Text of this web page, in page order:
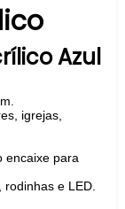
Azul
igrejas,
encaixe para
rodinhas e LED.